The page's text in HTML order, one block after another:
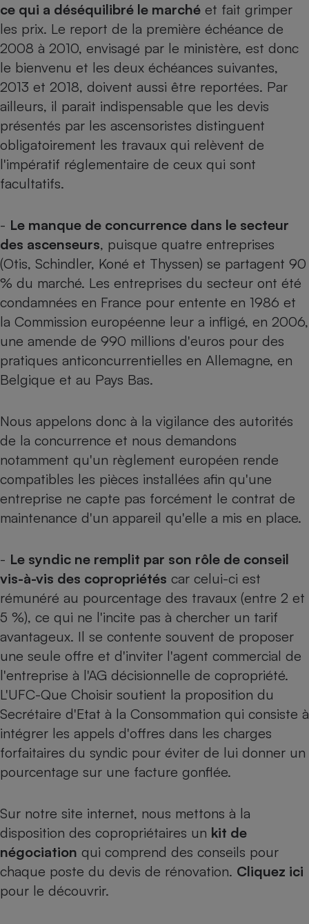
ce qui a déséquilibré le marché et fait grimper
les prix. Le report de la première échéance de
2008 à 2010, envisagé par le ministère, est donc
le bienvenu et les deux échéances suivantes,
2013 et 2018, doivent aussi être reportées. Par
ailleurs, il parait indispensable que les devis
présentés par les ascensoristes distinguent
obligatoirement les travaux qui relèvent de
l'impératif réglementaire de ceux qui sont
facultatifs.
- Le manque de concurrence dans le secteur
des ascenseurs, puisque quatre entreprises
(Otis, Schindler, Koné et Thyssen) se partagent 90
% du marché. Les entreprises du secteur ont été
condamnées en France pour entente en 1986 et
la Commission européenne leur a infligé, en 2006,
une amende de 990 millions d'euros pour des
pratiques anticoncurrentielles en Allemagne, en
Belgique et au Pays Bas.
Nous appelons donc à la vigilance des autorités
de la concurrence et nous demandons
notamment qu'un règlement européen rende
compatibles les pièces installées afin qu'une
entreprise ne capte pas forcément le contrat de
maintenance d'un appareil qu'elle a mis en place.
- Le syndic ne remplit par son rôle de conseil
vis-à-vis des copropriétés car celui-ci est
rémunéré au pourcentage des travaux (entre 2 et
5 %), ce qui ne l'incite pas à chercher un tarif
avantageux. Il se contente souvent de proposer
une seule offre et d'inviter l'agent commercial de
l'entreprise à l'AG décisionnelle de copropriété.
L'UFC-Que Choisir soutient la proposition du
Secrétaire d'Etat à la Consommation qui consiste à
intégrer les appels d'offres dans les charges
forfaitaires du syndic pour éviter de lui donner un
pourcentage sur une facture gonflée.
Sur notre site internet, nous mettons à la
disposition des copropriétaires un kit de
négociation qui comprend des conseils pour
chaque poste du devis de rénovation. Cliquez ici
pour le découvrir.
Climatiseur -
Ventilateur
Robot ménager
Antivirus